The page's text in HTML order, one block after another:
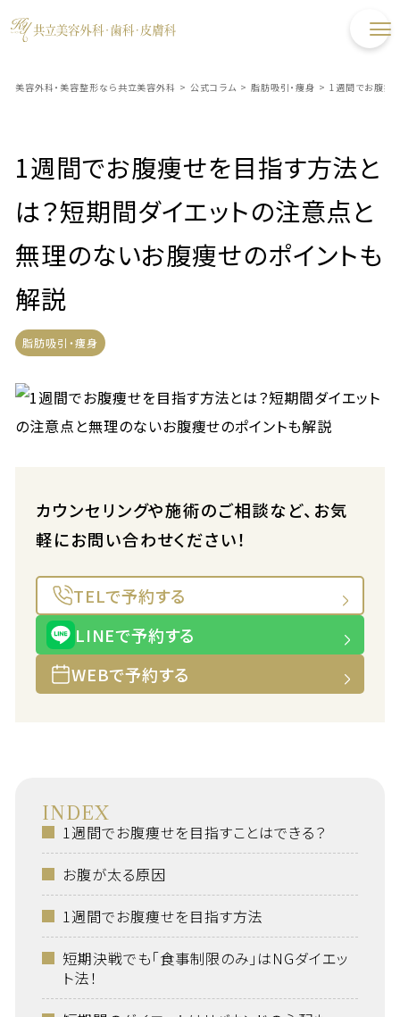
美容外科・美容整形なら共立美容外科 > 公式コラム > 脂肪吸引・痩身 > 1週間でお腹痩
1週間でお腹痩せを目指す方法と
は？短期間ダイエットの注意点と
無理のないお腹痩せのポイントも
解説
脂肪吸引・痩身
カウンセリングや施術のご相談など、お気
軽にお問い合わせください！
TELで予約する
LINEで予約する
WEBで予約する
INDEX
1週間でお腹痩せを目指すことはできる？
お腹が太る原因
1週間でお腹痩せを目指す方法
短期決戦でも「食事制限のみ」はNGダイエッ
ト法！